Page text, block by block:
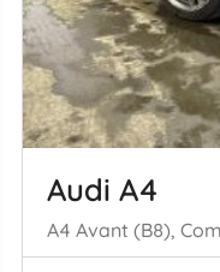
Audi A4
A4 Avant (B8),